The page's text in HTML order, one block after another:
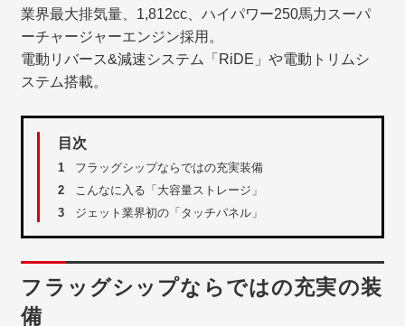
業界最大排気量、1,812cc、ハイパワー250馬力スーパ
ーチャージャーエンジン採用。
電動リバース&減速システム「RiDE」や電動トリムシ
ステム搭載。
目次
1
フラッグシップならではの充実装備
2
こんなに入る「大容量ストレージ」
3
ジェット業界初の「タッチパネル」
フラッグシップならではの充実の装
備